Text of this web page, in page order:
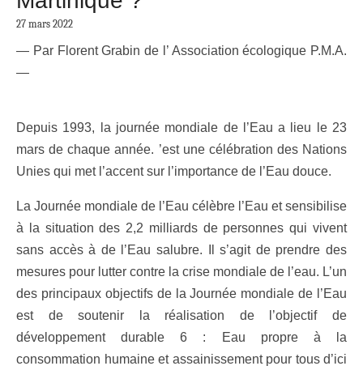
27 mars 2022
— Par Florent Grabin de l’ Association écologique P.M.A.
—
Depuis 1993, la journée mondiale de l’Eau a lieu le 23
mars de chaque année. ’est une célébration des Nations
Unies qui met l’accent sur l’importance de l’Eau douce.
La Journée mondiale de l’Eau célèbre l’Eau et sensibilise
à la situation des 2,2 milliards de personnes qui vivent
sans accès à de l’Eau salubre. Il s’agit de prendre des
mesures pour lutter contre la crise mondiale de l’eau. L’un
des principaux objectifs de la Journée mondiale de l’Eau
est de soutenir la réalisation de l’objectif de
développement durable 6 : Eau propre à la
consommation humaine et assainissement pour tous d’ici